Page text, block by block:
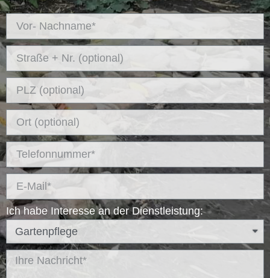
Ich habe Interesse an der Dienstleistung: